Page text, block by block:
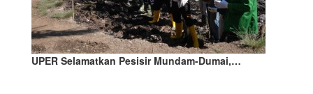
UPER Selamatkan Pesisir Mundam-Dumai,…